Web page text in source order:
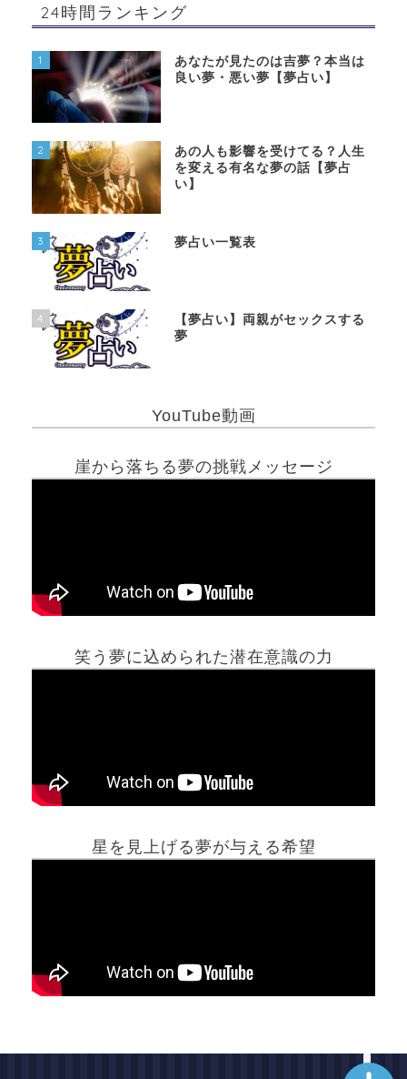
24時間ランキング
1
あなたが見たのは吉夢？本当は
良い夢・悪い夢【夢占い】
2
あの人も影響を受けてる？人生
を変える有名な夢の話【夢占
い】
3 夢占い一覧表
4
【夢占い】両親がセックスする
夢
YouTube動画
崖から落ちる夢の挑戦メッセージ
笑う夢に込められた潜在意識の力
星を見上げる夢が与える希望
ホーム
最新記事動画